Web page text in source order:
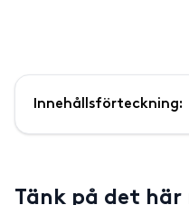
Tänk på det
Innehållsförteckning: